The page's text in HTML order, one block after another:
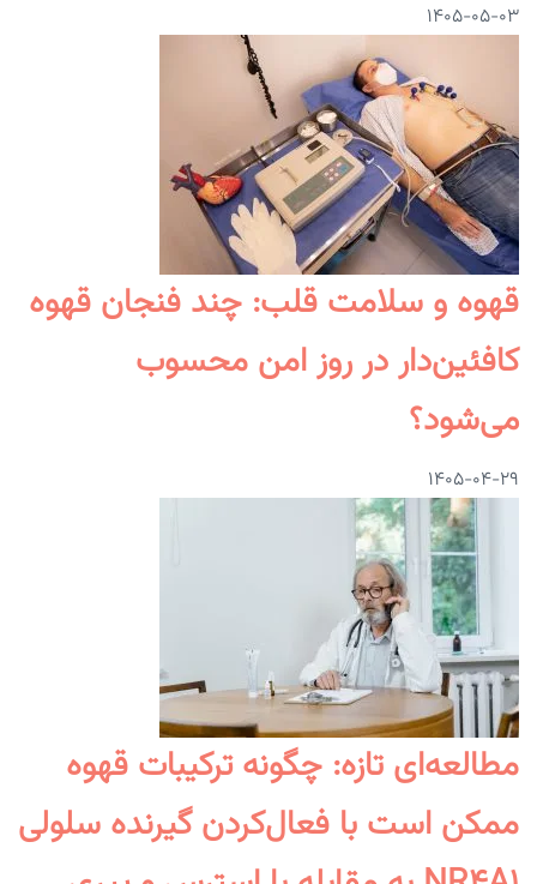
۱۴۰۵-۰۵-۰۳
قهوه و سلامت قلب: چند فنجان قهوه
کافئین‌دار در روز امن محسوب
می‌شود؟
۱۴۰۵-۰۴-۲۹
مطالعه‌ای تازه: چگونه ترکیبات قهوه
ممکن است با فعال‌کردن گیرنده سلولی